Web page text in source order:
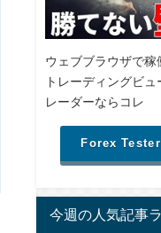
ウェブブラウザで稼
トレーディングビ
レーダーならコレ
Forex
今週の人気記事